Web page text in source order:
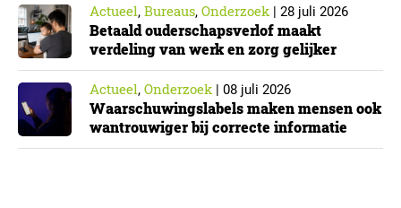
Actueel, Bureaus, Onderzoek| 28 juli 2026
Betaald ouderschapsverlof maakt
verdeling van werk en zorg gelijker
Actueel, Onderzoek| 08 juli 2026
Waarschuwingslabels maken mensen ook
wantrouwiger bij correcte informatie